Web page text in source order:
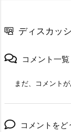
ディスカッ
コメント一覧
まだ、コメント
コメントをど